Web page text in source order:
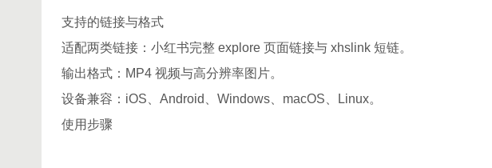
支持的链接与格式
适配两类链接：小红书完整 explore 页面链接与 xhslink 短链。
输出格式：MP4 视频与高分辨率图片。
设备兼容：iOS、Android、Windows、macOS、Linux。
使用步骤